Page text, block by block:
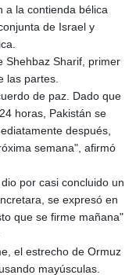
a la contienda bélica
de Israel y
Shehbaz Sharif, primer
las partes.
de paz. Dado que
horas, Pakistán se
después,
semana", afirmó
por casi concluido un
se expresó en
que se firme mañana"
el estrecho de Ormuz
mayúsculas.